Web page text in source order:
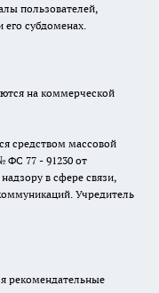
пользователей,
субдоменах.
на коммерческой
средством массовой
77 - 91230 от
в сфере связи,
Учредитель
рекомендательные